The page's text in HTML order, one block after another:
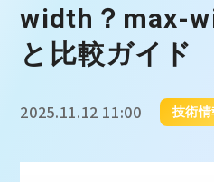
width？max-
と比較ガイド
2025.11.12 11:00 技術情